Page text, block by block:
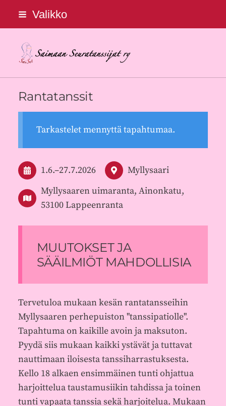
Siirry
sivun
sisältöön
Valikko
Saimaan Seuratanssijat ry
Rantatanssit
Tarkastelet mennyttä tapahtumaa.
1.6.–27.7.2026
Myllysaari
Myllysaaren uimaranta, Ainonkatu,
53100 Lappeenranta
MUUTOKSET JA
SÄÄILMIÖT MAHDOLLISIA
Tervetuloa mukaan kesän rantatansseihin
Myllysaaren perhepuiston "tanssipatiolle".
Tapahtuma on kaikille avoin ja maksuton.
Pyydä siis mukaan kaikki ystävät ja tuttavat
nauttimaan iloisesta tanssiharrastuksesta.
Kello 18 alkaen ensimmäinen tunti ohjattua
harjoittelua taustamusiikin tahdissa ja toinen
tunti vapaata tanssia sekä harjoitelua. Mukaan